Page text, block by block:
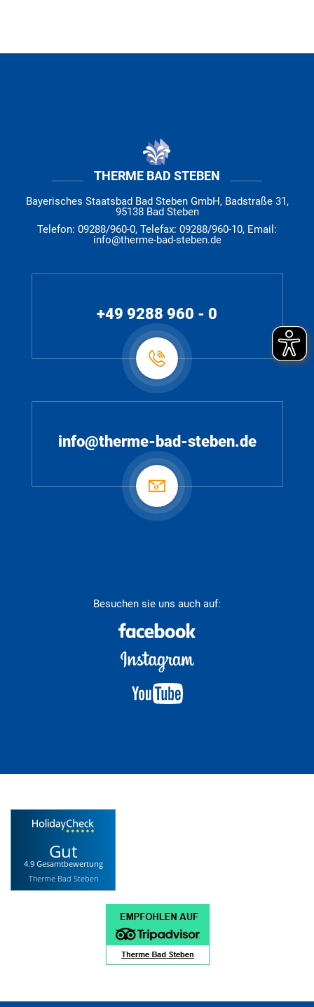
THERME BAD STEBEN
Bayerisches Staatsbad Bad Steben GmbH, Badstraße 31,
95138 Bad Steben
Telefon: 09288/960-0, Telefax: 09288/960-10, Email:
info@therme-bad-steben.de
+49 9288 960 - 0
info@therme-bad-steben.de
Besuchen sie uns auch auf:
Gut
4.9 Gesamtbewertung
Therme Bad Steben